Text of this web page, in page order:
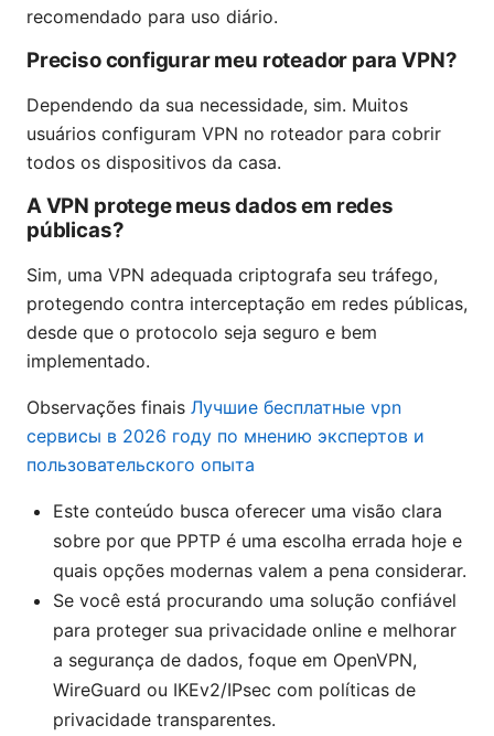
recomendado para uso diário.
Preciso configurar meu roteador para VPN?
Dependendo da sua necessidade, sim. Muitos
usuários configuram VPN no roteador para cobrir
todos os dispositivos da casa.
A VPN protege meus dados em redes
públicas?
Sim, uma VPN adequada criptografa seu tráfego,
protegendo contra interceptação em redes públicas,
desde que o protocolo seja seguro e bem
implementado.
Observações finais Лучшие бесплатные vpn
сервисы в 2026 году по мнению экспертов и
пользовательского опыта
Este conteúdo busca oferecer uma visão clara
sobre por que PPTP é uma escolha errada hoje e
quais opções modernas valem a pena considerar.
Se você está procurando uma solução confiável
para proteger sua privacidade online e melhorar
a segurança de dados, foque em OpenVPN,
WireGuard ou IKEv2/IPsec com políticas de
privacidade transparentes.